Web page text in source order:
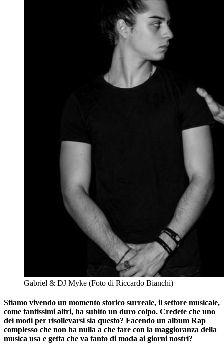
Gabriel & DJ Myke (Foto di Riccardo Bianchi)
Stiamo vivendo un momento storico surreale, il settore musicale,
come tantissimi altri, ha subito un duro colpo. Credete che uno
dei modi per risollevarsi sia questo? Facendo un album Rap
complesso che non ha nulla a che fare con la maggioranza della
musica usa e getta che va tanto di moda ai giorni nostri?